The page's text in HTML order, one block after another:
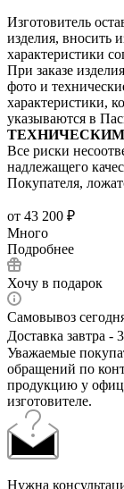
Изготовитель
изделия, вносить
характеристики
При заказе
фото и
характеристики,
указываются в
Все риски
надлежащего
Покупателя,
от 43 200 ₽
Много
Подробнее
Хочу в подарок
Самовывоз
Доставка завтра -
Уважаемые
обращений по
продукцию у
изготовителе.
Нужна